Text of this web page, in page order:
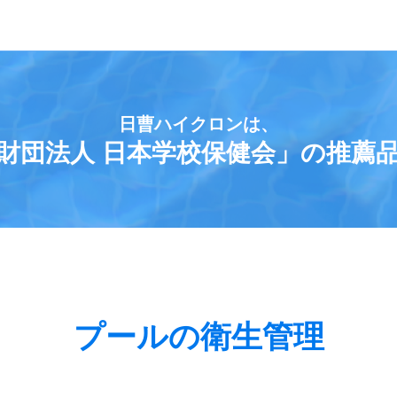
日曹ハイクロンは、
団法人 日本学校保健会」の推薦
プールの衛生管理